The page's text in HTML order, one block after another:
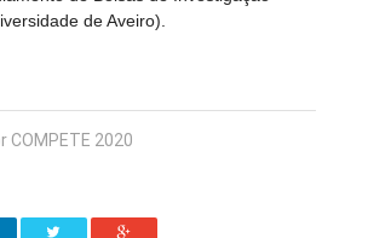
de Aveiro).
COMPETE 2020